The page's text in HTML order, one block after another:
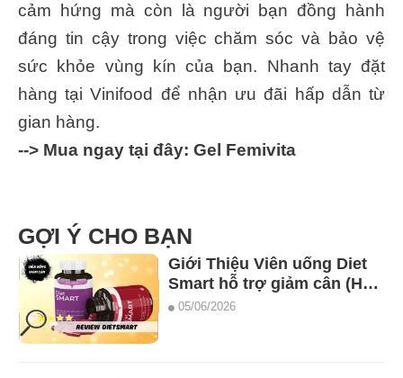
cảm hứng mà còn là người bạn đồng hành
đáng tin cậy trong việc chăm sóc và bảo vệ
sức khỏe vùng kín của bạn. Nhanh tay đặt
hàng tại Vinifood để nhận ưu đãi hấp dẫn từ
gian hàng.
--> Mua ngay tại đây: Gel Femivita
GỢI Ý CHO BẠN
Giới Thiệu Viên uống Diet
Smart hỗ trợ giảm cân (Hộp
2 lọ x 28 viên.
05/06/2026